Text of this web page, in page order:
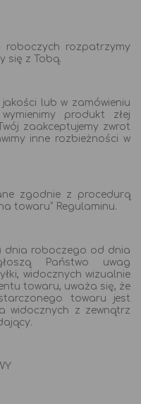
roboczych rozpatrzymy
się z Tobą.
lub w zamówieniu
produkt złej
zaakceptujemy zwrot
inne rozbieżności w
zgodnie z procedurą
towaru” Regulaminu.
dnia roboczego od dnia
Państwo uwag
widocznych wizualnie
towaru, uważa się, że
towaru jest
widocznych z zewnątrz